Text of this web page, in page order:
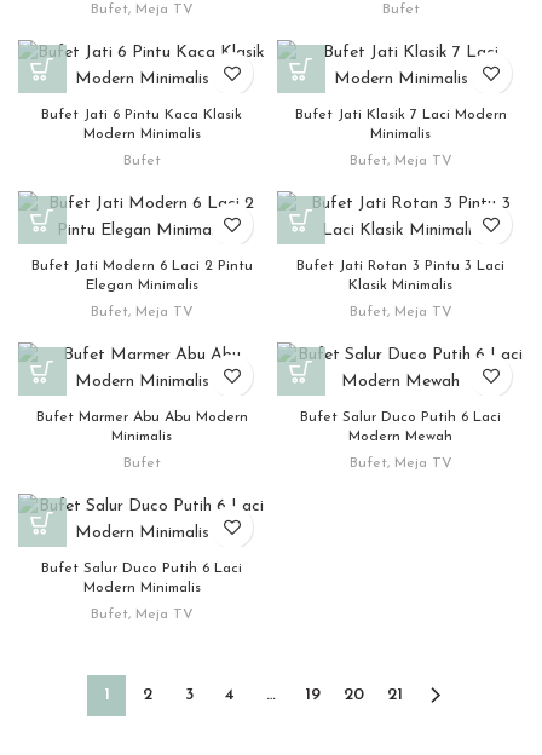
Bufet, Meja TV
Bufet
Bufet Jati 6 Pintu Kaca Klasik
Modern Minimalis
Bufet
Bufet Jati Klasik 7 Laci Modern
Minimalis
Bufet, Meja TV
Bufet Jati Modern 6 Laci 2 Pintu
Elegan Minimalis
Bufet, Meja TV
Bufet Jati Rotan 3 Pintu 3 Laci
Klasik Minimalis
Bufet, Meja TV
Bufet Marmer Abu Abu Modern
Minimalis
Bufet
Bufet Salur Duco Putih 6 Laci
Modern Mewah
Bufet, Meja TV
Bufet Salur Duco Putih 6 Laci
Modern Minimalis
Bufet, Meja TV
1 2 3 4 … 19 20 21